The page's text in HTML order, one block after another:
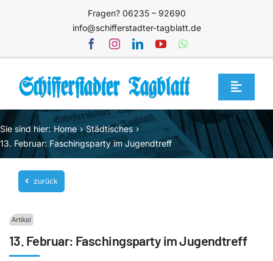
Fragen? 06235 – 92690
info@schifferstadter-tagblatt.de
Toggle
Home
Themen
Blog
Unternehmen
Service
Mediathek
Sie sind hier: Home
Städtisches
13. Februar: Faschingsparty im Jugendtreff
zurück
13. Februar: Faschingsparty im Jugendtreff